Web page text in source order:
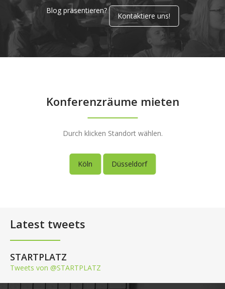
Blog präsentieren?
Kontaktiere uns!
Konferenzräume mieten
Durch klicken Standort wählen.
Köln Düsseldorf
Latest tweets
STARTPLATZ
Tweets von @STARTPLATZ